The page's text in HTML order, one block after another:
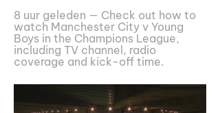
8 uur geleden — Check out how to
watch Manchester City v Young
Boys in the Champions League,
including TV channel, radio
coverage and kick-off time.